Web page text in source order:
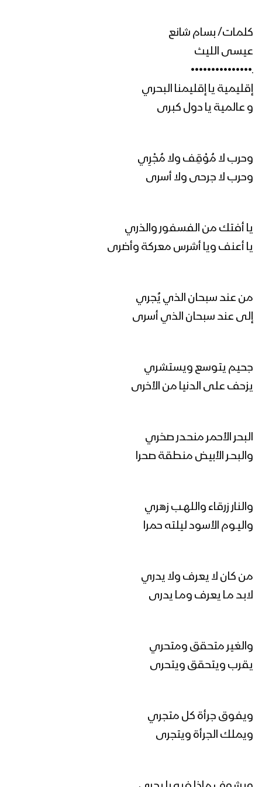
رجال الأمن – عيسى الليث 1446هـ
مونتاج زامل تبسم الدهر | عيسى الليث
1446هـ
هاتوا الحرب الحقيقية – عيسى الليث
أهل اليد الطولى | عيسى الليث 1446هـ
مونتاج زامل زوال الكيان – عيسى الليث
1446هـ
1446هـ
لواء الإسلام | عيسى الليث 1445هـ
كلمات/ بسام شانع
عيسى الليث
ـ•••••••••••••••
إقليمية يا إقليمنا البحري
و عالمية يا دول كبرى
وحرب لا مُوْقِف ولا مُجْرِي
وحرب لا جرحى ولا أسرى
يا أفتك من الفسفور والذري
يا أعنف ويا أشرس معركة وأضرى
من عند سبحان الذي يُجري
إلى عند سبحان الذي أسرى
جحيم يتوسع ويستشري
يزحف على الدنيا من الأخرى
البحر الأحمر منحـدر صخري
والبحـر الأبيض منطقة صحرا
والنار زرقاء واللهـب زهري
واليـوم الأسود ليلته حمرا
من كان لا يعرف ولا يدري
لابـد مـا يعرف ومـا يدرى
والغير متحقق ومتحري
يقرب ويتحقق ويتحرى
ويفوق جرأة كل متجري
ويملك الجرأة ويتجرى